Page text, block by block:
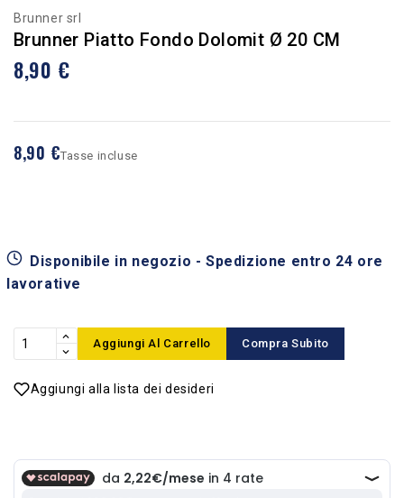
Brunner srl
Brunner Piatto Fondo Dolomit Ø 20 CM
8,90 €
8,90 €Tasse incluse
Disponibile in negozio - Spedizione entro 24 ore
lavorative
Aggiungi Al Carrello Compra Subito
Aggiungi alla lista dei desideri